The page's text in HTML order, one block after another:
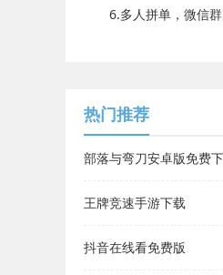
6.多人拼单，微信群
热门推荐
部落与弯刀安卓版免费
王牌竞速手游下载
抖音在线看免费版